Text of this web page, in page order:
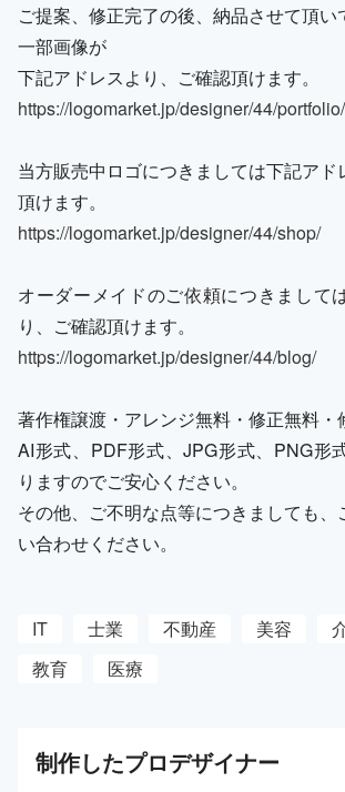
ご提案、修正完了の後、納品させて頂
一部画像が
下記アドレスより、ご確認頂けます。
https://logomarket.jp/designer/44/portfolio/
当方販売中ロゴにつきましては下記ア
頂けます。
https://logomarket.jp/designer/44/shop/
オーダーメイドのご依頼につきまして
り、ご確認頂けます。
https://logomarket.jp/designer/44/blog/
著作権譲渡・アレンジ無料・修正無料・
AI形式、PDF形式、JPG形式、PNG形
りますのでご安心ください。
その他、ご不明な点等につきましても、
い合わせください。
IT 士業 不動産 美容
教育
医療
制作したプロデザイナー